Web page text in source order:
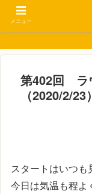
第402回 ラ
（2020/2/23）
スタートはいつも
今日は気温も程よ
メニュー